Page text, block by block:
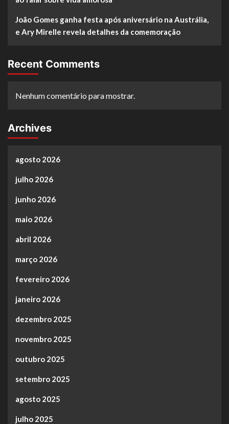
João Gomes ganha festa após aniversário na Austrália,
e Ary Mirelle revela detalhes da comemoração
Recent Comments
Nenhum comentário para mostrar.
Archives
agosto 2026
julho 2026
junho 2026
maio 2026
abril 2026
março 2026
fevereiro 2026
janeiro 2026
dezembro 2025
novembro 2025
outubro 2025
setembro 2025
agosto 2025
julho 2025